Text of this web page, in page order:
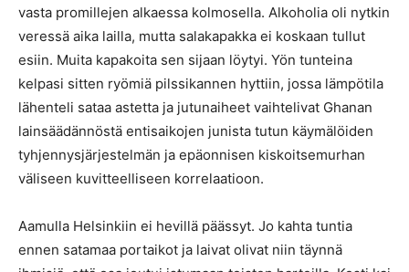
vasta promillejen alkaessa kolmosella. Alkoholia oli nytkin
veressä aika lailla, mutta salakapakka ei koskaan tullut
esiin. Muita kapakoita sen sijaan löytyi. Yön tunteina
kelpasi sitten ryömiä pilssikannen hyttiin, jossa lämpötila
lähenteli sataa astetta ja jutunaiheet vaihtelivat Ghanan
lainsäädännöstä entisaikojen junista tutun käymälöiden
tyhjennysjärjestelmän ja epäonnisen kiskoitsemurhan
väliseen kuvitteelliseen korrelaatioon.
Aamulla Helsinkiin ei hevillä päässyt. Jo kahta tuntia
ennen satamaa portaikot ja laivat olivat niin täynnä